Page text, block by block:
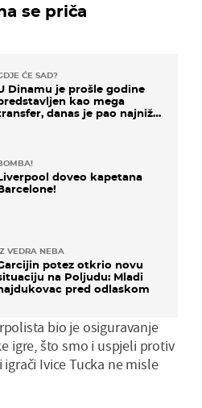
se priča
ĆE SAD?
Dinamu je prošle godine
kao mega
danas je pao najniže
doveo kapetana
VEDRA NEBA
potez otkrio novu
na Poljudu: Mladi
pred odlaskom
bio je osiguravanje
igre, što smo i uspjeli protiv
Ivice Tucka ne misle